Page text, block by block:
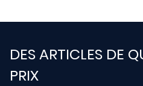
DES ARTICLES DE
PRIX